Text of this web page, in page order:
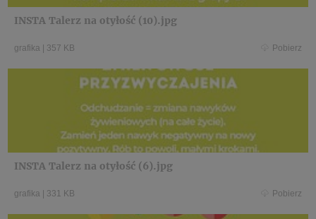
INSTA Talerz na otyłość (10).jpg
grafika 357 KB Pobierz
INSTA Talerz na otyłość (6).jpg
grafika 331 KB Pobierz